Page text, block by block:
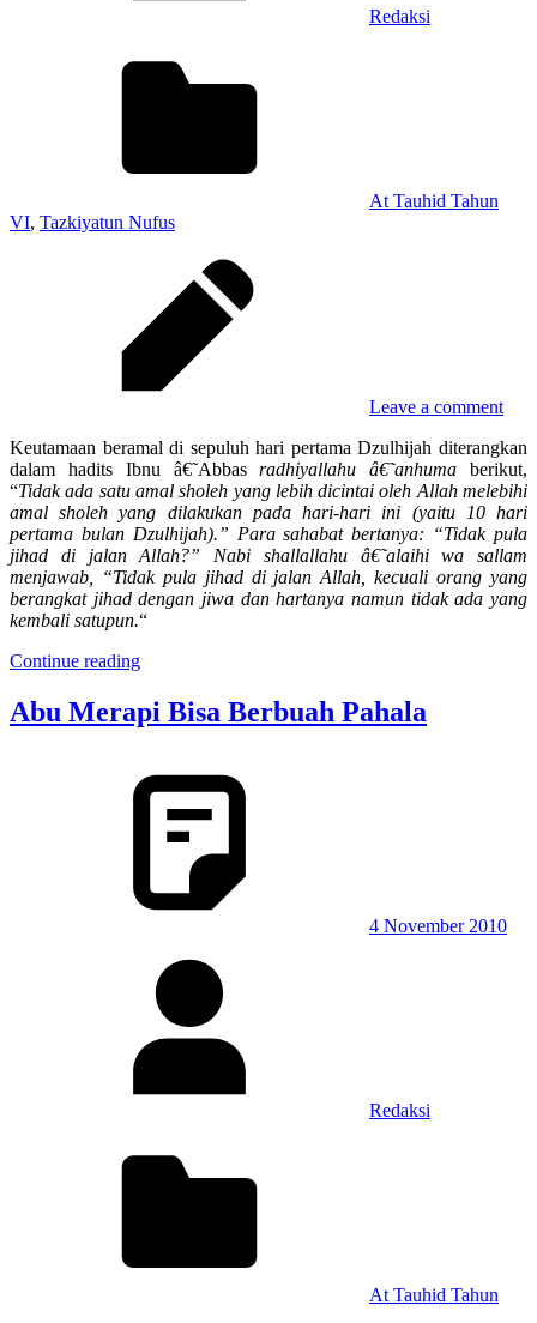
Redaksi
At Tauhid Tahun
VI, Tazkiyatun Nufus
Leave a comment
Keutamaan beramal di sepuluh hari pertama Dzulhijah diterangkan
dalam hadits Ibnu â€˜Abbasradhiyallahu â€˜anhuma berikut,
“Tidak ada satu amal sholeh yang lebih dicintai oleh Allah melebihi
amal sholeh yang dilakukan pada hari-hari ini (yaitu 10 hari
pertama bulan Dzulhijah).” Parasahabat bertanya: “Tidak pula
jihad di jalan Allah?” Nabi shallallahu â€˜alaihi wa sallam
menjawab, “Tidak pula jihad di jalan Allah, kecuali orang yang
berangkat jihad dengan jiwa dan hartanya namun tidak ada yang
kembali satupun.“
Continue reading
Abu Merapi Bisa Berbuah Pahala
4 November 2010
Redaksi
At Tauhid Tahun